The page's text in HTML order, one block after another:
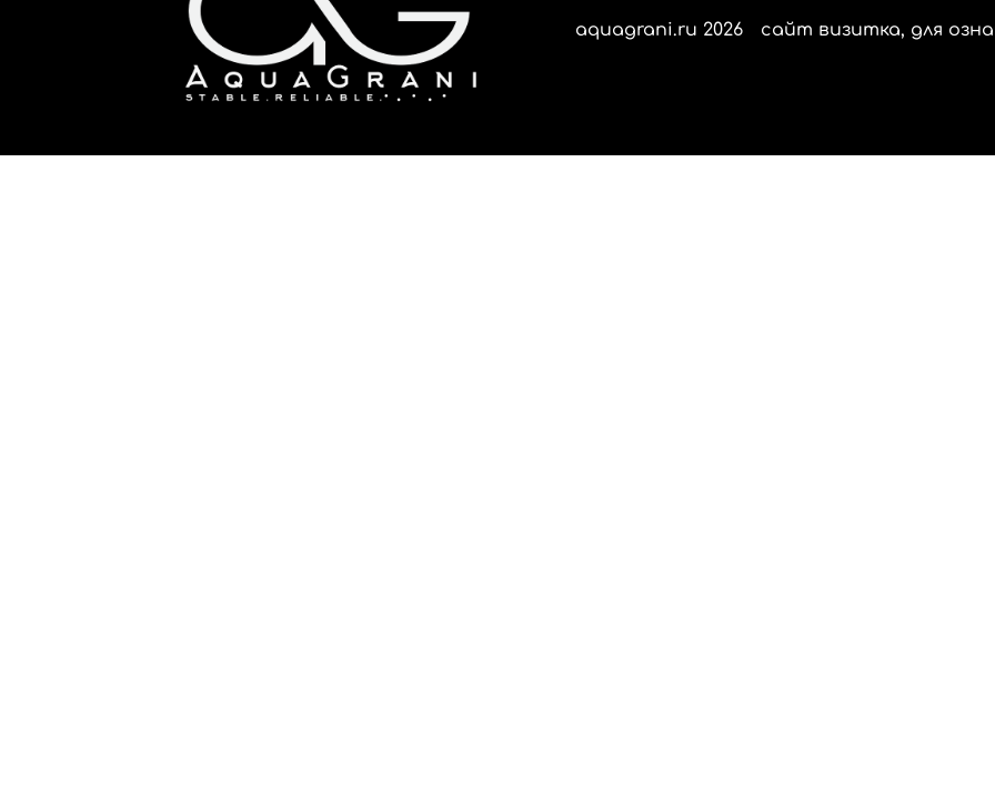
aquagrani.ru 2026 сайт визитка, для